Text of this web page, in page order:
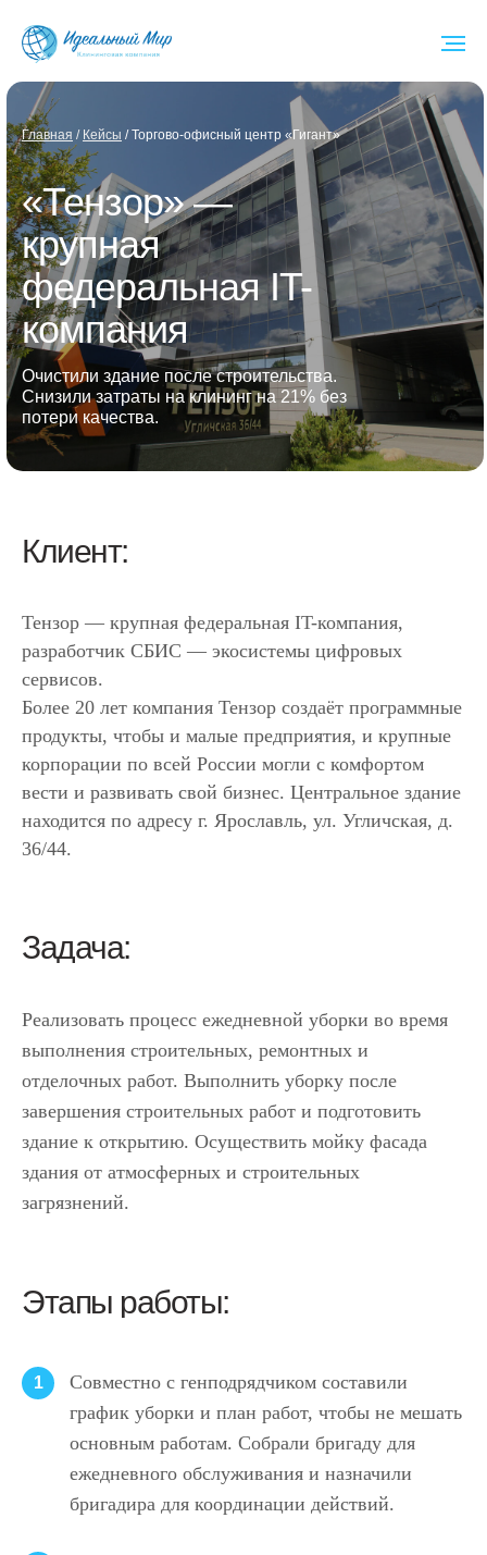
«Тензор» —
крупная
федеральная IT-
компания
Глав ная / Кейсы / Торгово-офисный центр «Гигант»
Очистили здание после строительства.
Снизили затраты на клининг на 21% без
потери качества.
Клиент:
Тензор — крупная федеральная IT-компания,
разработчик СБИС — экосистемы цифровых
сервисов.
Более 20 лет компания Тензор создаёт программные
продукты, чтобы и малые предприятия, и крупные
корпорации по всей России могли с комфортом
вести и развивать свой бизнес. Центральное здание
находится по адресу г. Ярославль, ул. Угличская, д.
36/44.
Задача:
Реализовать процесс ежедневной уборки во время
выполнения строительных, ремонтных и
отделочных работ. Выполнить уборку после
завершения строительных работ и подготовить
здание к открытию. Осуществить мойку фасада
здания от атмосферных и строительных
загрязнений.
Этапы работы:
1
Совместно с генподрядчиком составили
график уборки и план работ, чтобы не мешать
основным работам. Собрали бригаду для
ежедневного обслуживания и назначили
бригадира для координации действий.